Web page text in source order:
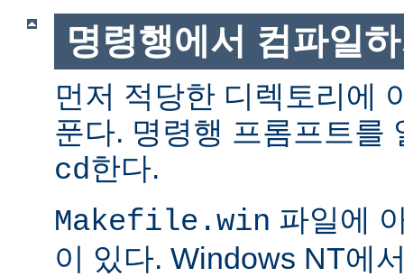
명령행에서 컴파일
먼저 적당한 디렉토리에
푼다. 명령행 프롬프트를
cd한다.
Makefile.win 파일에
이 있다. Windows NT에